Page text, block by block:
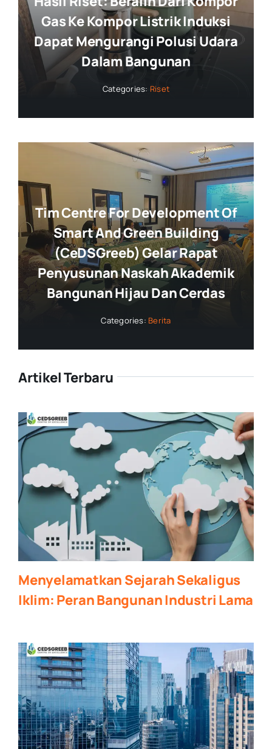
Gas Ke Kompor Listrik Induksi
Dapat Mengurangi Polusi Udara
Dalam Bangunan
Categories: Riset
Tim Centre For Development Of
Smart And Green Building
(CeDSGreeb) Gelar Rapat
Penyusunan Naskah Akademik
Bangunan Hijau Dan Cerdas
Categories: Berita
Artikel Terbaru
Menyelamatkan Sejarah Sekaligus
Iklim: Peran Bangunan Industri Lama